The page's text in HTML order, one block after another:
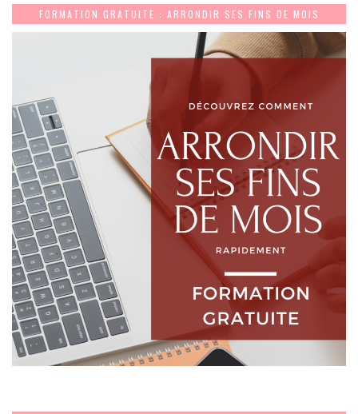
FORMATION GRATUITE : ARRONDIR SES FINS DE MOIS